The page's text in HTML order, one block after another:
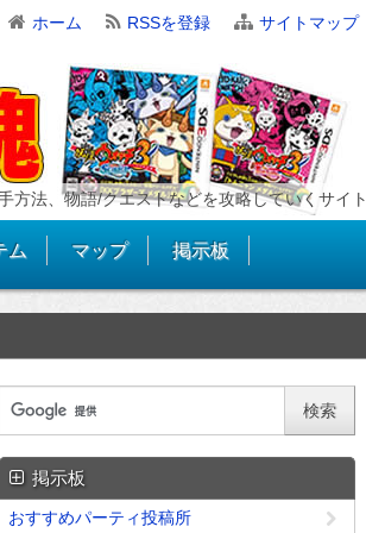
ホーム RSSを登録 サイトマップ
方法、物語/クエストなどを攻略していくサイト
ム マップ 掲示板
掲示板
おすすめパーティ投稿所